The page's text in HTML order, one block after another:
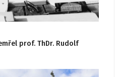
prof. ThDr. Rudolf